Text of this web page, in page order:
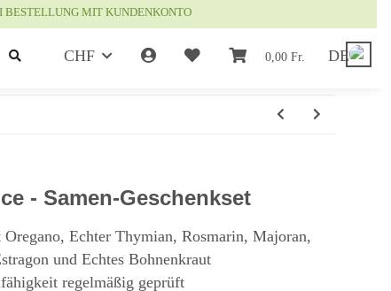
MIT KUNDENKONTO
CHF 0,00 Fr. DE
- Samen-Geschenkset
Oregano, Echter Thymian, Rosmarin, Majoran,
und Echtes Bohnenkraut
regelmäßig geprüft